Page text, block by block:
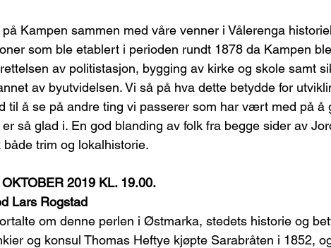
Kampen sammen med våre venner i Vålerenga
som ble etablert i perioden rundt 1878 da Kampen
av politistasjon, bygging av kirke og skole samt
av byutvidelsen. Vi så på hva dette betydde for
til å se på andre ting vi passerer som har vært med på å
så glad i. En god blanding av folk fra begge sider av
trim og lokalhistorie.
2019 KL. 19.00.
Lars Rogstad
om denne perlen i Østmarka, stedets historie og
og konsul Thomas Heftye kjøpte Sarabråten i 1852,